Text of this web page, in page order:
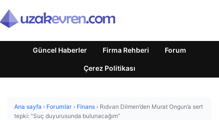
Güncel Haberler Firma Rehberi Forum
Çerez Politikası
Ana sayfa › Forumlar › Finans › Rıdvan Dilmen’den Murat Ongun’a sert
tepki: “Suç duyurusunda bulunacağım”